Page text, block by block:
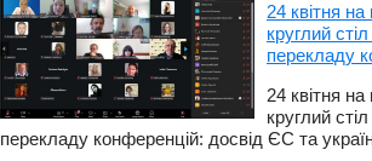
​24 квітня
круглий
перекладу
​24 квітня
круглий
перекладу конференцій: досвід ЄС та